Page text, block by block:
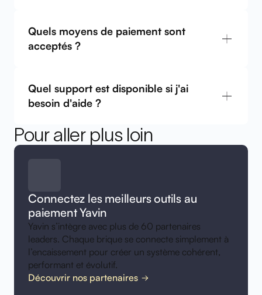
Quels moyens de paiement sont
acceptés ?
Quel support est disponible si j'ai
besoin d'aide ?
Pour aller plus loin
Connectez les meilleurs outils au
paiement Yavin
Yavin s’intègre avec plus de 60 partenaires
leaders. Chaque brique se connecte simplement à
l’encaissement pour créer un système cohérent,
performant et évolutif.
Découvrir nos partenaires